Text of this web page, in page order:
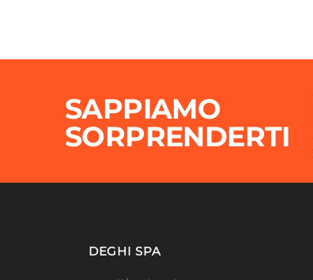
SAPPIAMO
SORPRENDERTI
DEGHI SPA